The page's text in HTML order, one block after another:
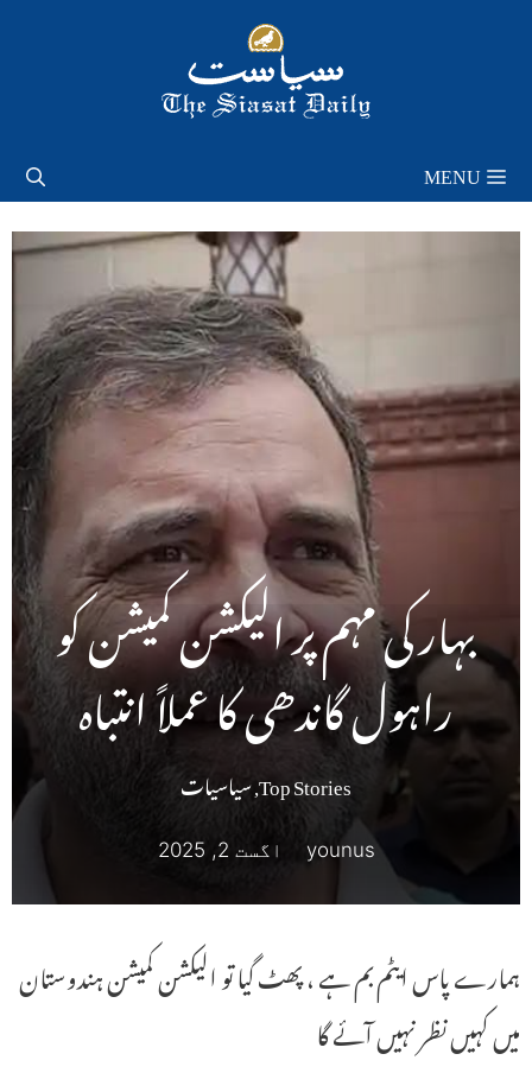
MENU
بہار کی مہم پر الیکشن کمیشن کو
راہول گاندھی کا عملاً انتباہ
Top Stories
,سیاسیات
younus اگست 2, 2025
ہمارے پاس ایٹم بم ہے ، پھٹ گیا تو الیکشن کمیشن ہندوستان
میں کہیں نظر نہیں آئے گا